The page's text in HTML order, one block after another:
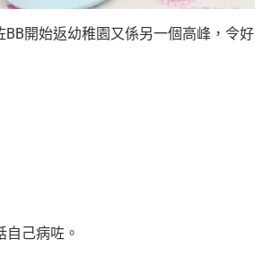
開始返幼稚園又係另一個高峰，令好
己病咗。